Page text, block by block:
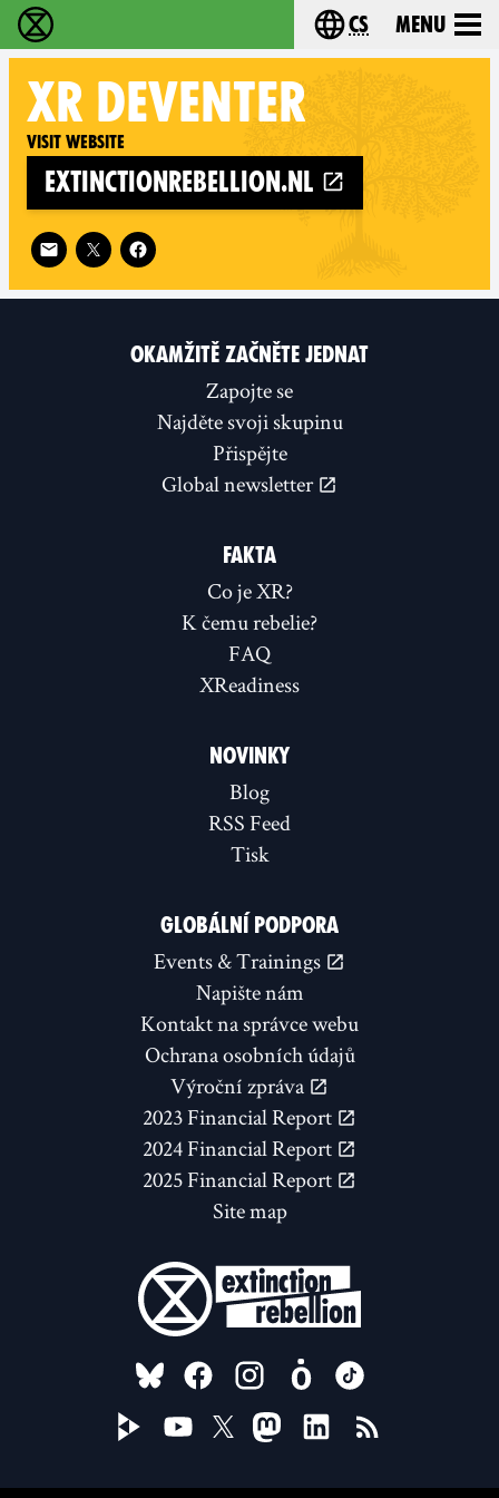
Rebelie proti vyhynutí - Home Choose your
cs Menu
XR DEVENTER
Visit website
extinctionrebellion.nl
Follow XR Deventer on
OKAMŽITĚ ZAČNĚTE JEDNAT
Zapojte se
Najděte svoji skupinu
Přispějte
Global newsletter
FAKTA
Co je XR?
K čemu rebelie?
FAQ
XReadiness
NOVINKY
Blog
RSS Feed
Tisk
GLOBÁLNÍ PODPORA
Events & Trainings
Napište nám
Kontakt na správce webu
Ochrana osobních údajů
Výroční zpráva
2023 Financial Report
2024 Financial Report
2025 Financial Report
Site map
FOLLOW US ON